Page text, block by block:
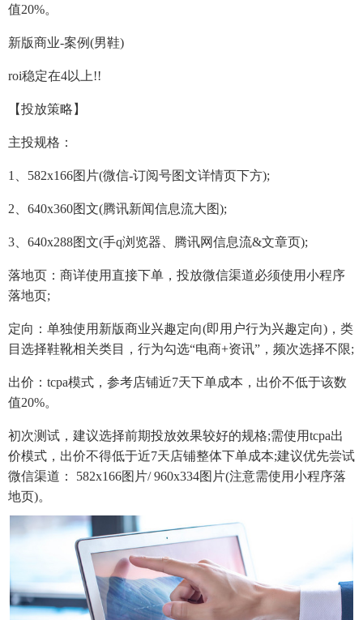
值20%。
新版商业-案例(男鞋)
roi稳定在4以上!!
【投放策略】
主投规格：
1、582x166图片(微信-订阅号图文详情页下方);
2、640x360图文(腾讯新闻信息流大图);
3、640x288图文(手q浏览器、腾讯网信息流&文章页);
落地页：商详使用直接下单，投放微信渠道必须使用小程序
落地页;
定向：单独使用新版商业兴趣定向(即用户行为兴趣定向)，类
目选择鞋靴相关类目，行为勾选“电商+资讯”，频次选择不限;
出价：tcpa模式，参考店铺近7天下单成本，出价不低于该数
值20%。
初次测试，建议选择前期投放效果较好的规格;需使用tcpa出
价模式，出价不得低于近7天店铺整体下单成本;建议优先尝试
微信渠道： 582x166图片/ 960x334图片(注意需使用小程序落
地页)。